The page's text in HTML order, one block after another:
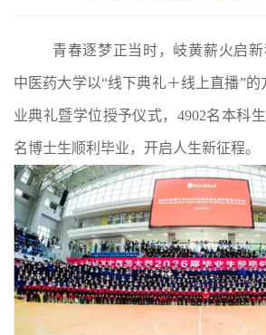
青春逐梦正当时，岐黄薪火启新
中医药大学以“线下典礼＋线上直播”的
业典礼暨学位授予仪式，4902名本科
名博士生顺利毕业，开启人生新征程。